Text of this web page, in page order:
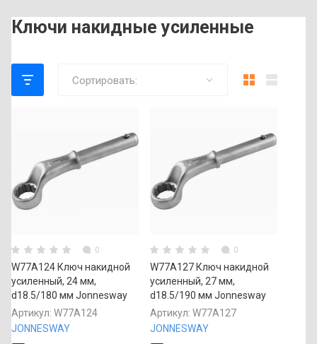
Ключи накидные усиленные
Сортировать:
0
W77A124 Ключ накидной
усиленный, 24 мм,
d18.5/180 мм Jonnesway
Артикул: W77A124
JONNESWAY
0
W77A127 Ключ накидной
усиленный, 27 мм,
d18.5/190 мм Jonnesway
Артикул: W77A127
JONNESWAY